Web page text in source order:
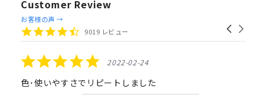
Customer Review
Reviews
carousel
Carousel
arrows
4.4
star
9019 レビュー
お客様の声 →
5.0
star
rating
2022-02-24
色･使いやすさでリピートしました